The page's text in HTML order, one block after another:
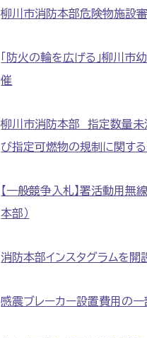
柳川市消防本部危険物施設
「防火の輪を広げる」柳川市
催
柳川市消防本部 指定数量未
び指定可燃物の規制に関す
【一般競争入札】署活動用無
本部）
消防本部インスタグラムを開
感震ブレーカー設置費用の